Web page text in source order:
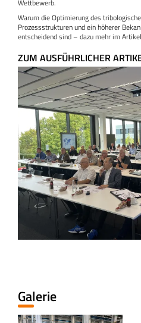
Wettbewerb.
Warum die Optimierung des
Prozessstrukturen und ein höherer
entscheidend sind – dazu mehr im
ZUM AUSFÜHRLICHER
Galerie